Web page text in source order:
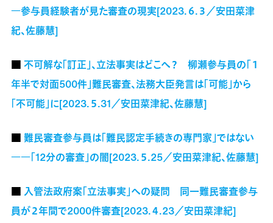
―参与員経験者が見た審査の現実[2023.６.３／安田菜津
紀、佐藤慧]
■ 不可解な「訂正」、立法事実はどこへ？ 柳瀬参与員の「１
年半で対面500件」難民審査、法務大臣発言は「可能」から
「不可能」に[2023.５.31／安田菜津紀、佐藤慧]
■ 難民審査参与員は「難民認定手続きの専門家」ではない
――「12分の審査」の闇[2023.５.25／安田菜津紀、佐藤慧]
■ 入管法政府案「立法事実」への疑問 同一難民審査参与
員が２年間で2000件審査[2023.４.23／安田菜津紀]